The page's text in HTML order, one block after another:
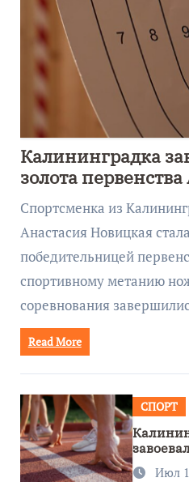
Калининградка
золота
метанию ножа
Спортсменка из
Анастасия Новицкая
победительницей
спортивному метанию
соревнования
Read More
СПОРТ
Июл